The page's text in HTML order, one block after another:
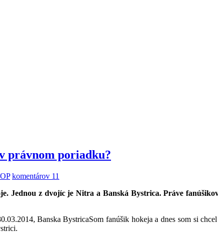
právnom poriadku?
komentárov 11
Jednou z dvojíc je Nitra a Banská Bystrica. Práve
Som fanúšik hokeja a dnes som si